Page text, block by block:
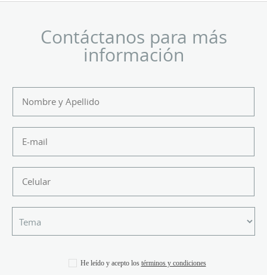
Contáctanos para más
información
He leído y acepto los términos y condiciones